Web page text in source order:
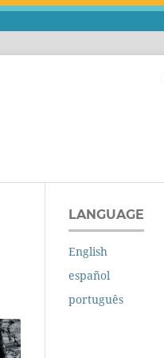
LANGUAGE
English
español
português